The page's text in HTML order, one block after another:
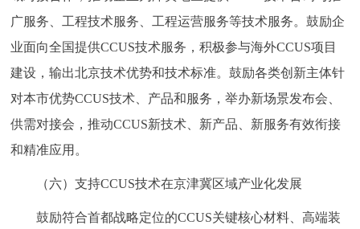
广服务、工程技术服务、工程运营服务等技术服务。鼓励企
业面向全国提供CCUS技术服务，积极参与海外CCUS项目
建设，输出北京技术优势和技术标准。鼓励各类创新主体针
对本市优势CCUS技术、产品和服务，举办新场景发布会、
供需对接会，推动CCUS新技术、新产品、新服务有效衔接
和精准应用。
（六）支持CCUS技术在京津冀区域产业化发展
鼓励符合首都战略定位的CCUS关键核心材料、高端装